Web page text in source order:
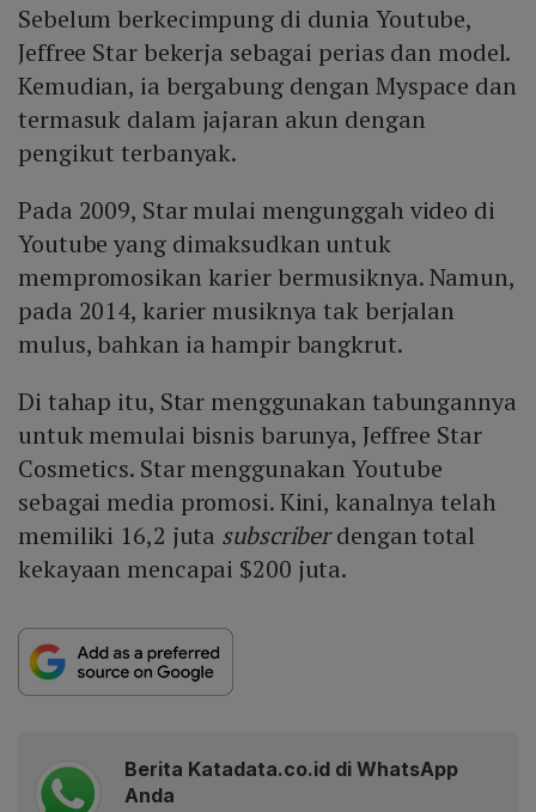
Sebelum berkecimpung di dunia Youtube,
Jeffree Star bekerja sebagai perias dan model.
Kemudian, ia bergabung dengan Myspace dan
termasuk dalam jajaran akun dengan
pengikut terbanyak.
Pada 2009, Star mulai mengunggah video di
Youtube yang dimaksudkan untuk
mempromosikan karier bermusiknya. Namun,
pada 2014, karier musiknya tak berjalan
mulus, bahkan ia hampir bangkrut.
Di tahap itu, Star menggunakan tabungannya
untuk memulai bisnis barunya, Jeffree Star
Cosmetics. Star menggunakan Youtube
sebagai media promosi. Kini, kanalnya telah
memiliki 16,2 juta subscriberdengan total
kekayaan mencapai $200 juta.
Berita Katadata.co.id di WhatsApp
Anda